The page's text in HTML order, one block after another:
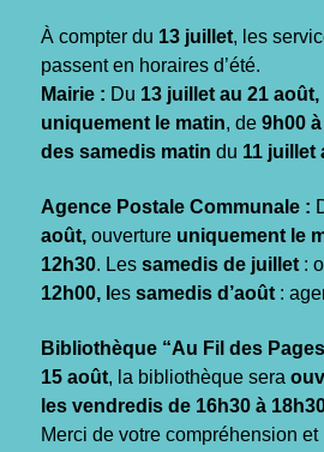
À compter du 13 juillet, les
passent en horaires d’été.
Mairie : Du 13 juillet au 21 août,
uniquement le matin, de 9h00
des samedis matin du 11 juillet
Agence Postale Communale :
août, ouverture uniquement le
12h30. Les samedis de juillet :
12h00, l es samedis d’août :
Bibliothèque “Au Fil des
15 août, la bibliothèque sera
les vendredis de 16h30 à
Merci de votre compréhension